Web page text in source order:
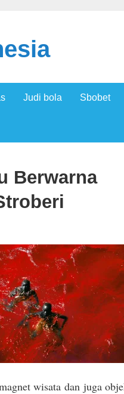
Judi bola Sbobet
Berwarna
wisata dan juga